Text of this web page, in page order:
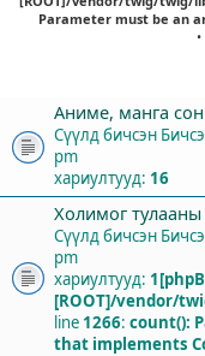
Parameter must be an
•
Аниме, манга
Сүүлд бичсэн
pm
хариултууд: 16
Холимог
Сүүлд бичсэн
pm
хариултууд: 1
[ROOT]/vendor/
line 1266: count():
that implements